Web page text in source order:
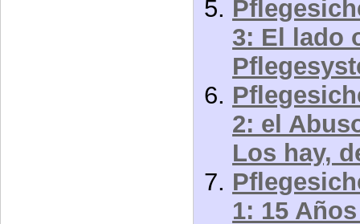
3: El lado
2: el
Los hay,
1: 15